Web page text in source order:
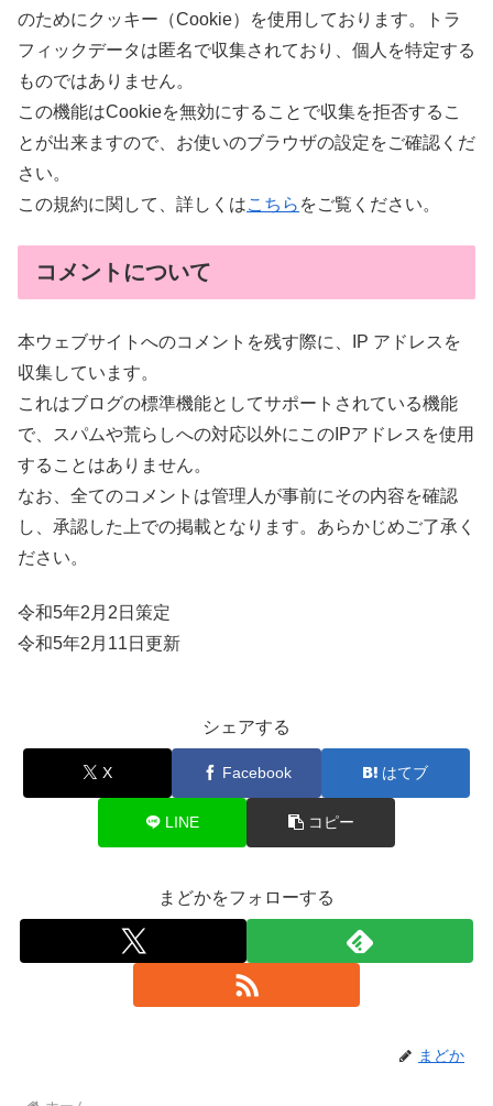
のためにクッキー（Cookie）を使用しております。トラ
フィックデータは匿名で収集されており、個人を特定する
ものではありません。
この機能はCookieを無効にすることで収集を拒否するこ
とが出来ますので、お使いのブラウザの設定をご確認くだ
さい。
この規約に関して、詳しくはこちら をご覧ください。
コメントについて
本ウェブサイトへのコメントを残す際に、IP アドレスを
収集しています。
これはブログの標準機能としてサポートされている機能
で、スパムや荒らしへの対応以外にこのIPアドレスを使用
することはありません。
なお、全てのコメントは管理人が事前にその内容を確認
し、承認した上での掲載となります。あらかじめご了承く
ださい。
令和5年2月2日策定
令和5年2月11日更新
シェアする
X Facebook はてブ
LINE コピー
まどかをフォローする
まどか